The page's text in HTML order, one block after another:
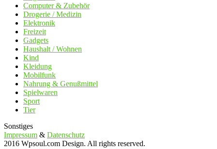
Computer & Zubehör
Drogerie / Medizin
Elektronik
Freizeit
Gadgets
Haushalt / Wohnen
Kind
Kleidung
Mobilfunk
Nahrung & Genußmittel
Spielwaren
Sport
Tier
Sonstiges
Impressum & Datenschutz
2016 Wpsoul.com Design. All rights reserved.